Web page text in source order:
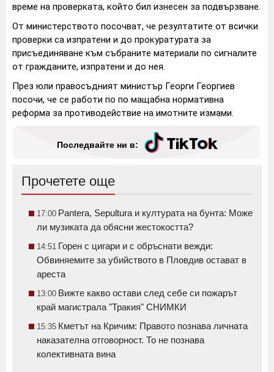
време на проверката, който бил изнесен за подвързване.
От министерството посочват, че резултатите от всички
проверки са изпратени и до прокуратурата за
присъединяване към събраните материали по сигналите
от гражданите, изпратени и до нея.
През юли правосъдният министър Георги Георгиев
посочи, че се работи по по мащабна нормативна
реформа за противодействие на имотните измами.
Последвайте ни в:
Прочетете още
17:00 Pantera, Sepultura и културата на бунта: Може
ли музиката да обясни жестокостта?
14:51 Горен с цигари и с обръснати вежди:
Обвиняемите за убийството в Пловдив остават в
ареста
13:00 Вижте какво остави след себе си пожарът
край магистрала "Тракия" СНИМКИ
15:35 Кметът на Кричим: Правото познава личната
наказателна отговорност. То не познава
колективната вина